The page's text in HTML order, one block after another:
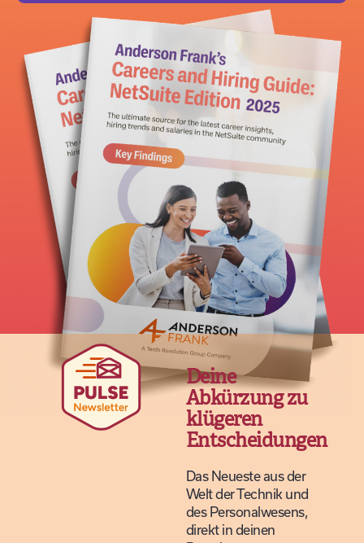
Deine
Abkürzung zu
klügeren
Entscheidungen
Das Neueste aus der
Welt der Technik und
des Personalwesens,
direkt in deinen